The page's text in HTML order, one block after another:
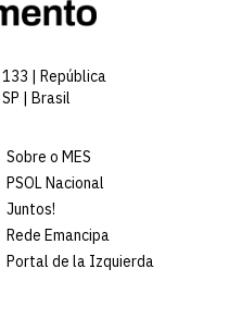
133 | República
| Brasil
Sobre o MES
PSOL Nacional
Juntos!
Rede Emancipa
Portal de la Izquierda